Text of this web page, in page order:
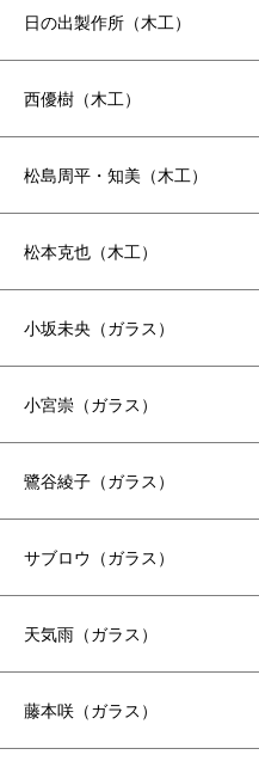
日の出製作所（木工）
西優樹（木工）
松島周平・知美（木工）
松本克也（木工）
小坂未央（ガラス）
小宮崇（ガラス）
鷺谷綾子（ガラス）
サブロウ（ガラス）
天気雨（ガラス）
藤本咲（ガラス）